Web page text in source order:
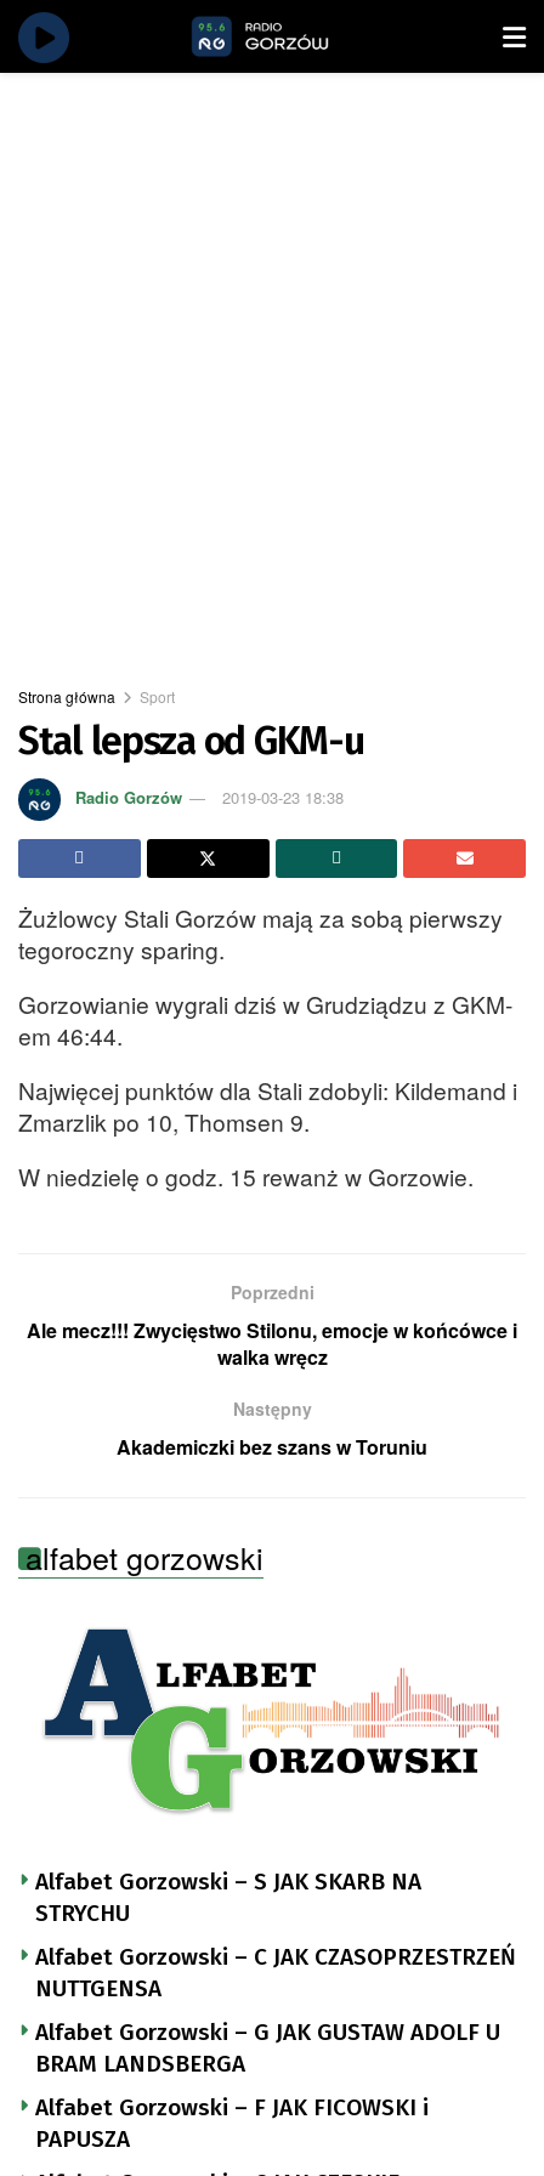
Strona główna Sport
Stal lepsza od GKM-u
Radio Gorzów 2019-03-23 18:38
Żużlowcy Stali Gorzów mają za sobą pierwszy
tegoroczny sparing.
Gorzowianie wygrali dziś w Grudziądzu z GKM-
em 46:44.
Najwięcej punktów dla Stali zdobyli: Kildemand i
Zmarzlik po 10, Thomsen 9.
W niedzielę o godz. 15 rewanż w Gorzowie.
Poprzedni
Ale mecz!!! Zwycięstwo Stilonu, emocje w końcówce i
walka wręcz
Następny
Akademiczki bez szans w Toruniu
alfabet gorzowski
Alfabet Gorzowski – S JAK SKARB NA
STRYCHU
Alfabet Gorzowski – C JAK CZASOPRZESTRZEŃ
NUTTGENSA
Alfabet Gorzowski – G JAK GUSTAW ADOLF U
BRAM LANDSBERGA
Alfabet Gorzowski – F JAK FICOWSKI i
PAPUSZA